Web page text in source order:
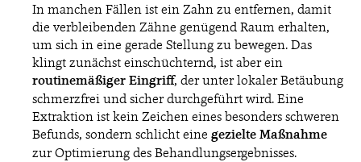
In manchen Fällen ist ein Zahn zu entfernen, damit
die verbleibenden Zähne genügend Raum erhalten,
um sich in eine gerade Stellung zu bewegen. Das
klingt zunächst einschüchternd, ist aber ein
routinemäßiger Eingriff, der unter lokaler Betäubung
schmerzfrei und sicher durchgeführt wird. Eine
Extraktion ist kein Zeichen eines besonders schweren
Befunds, sondern schlicht eine gezielte Maßnahme
zur Optimierung des Behandlungsergebnisses.